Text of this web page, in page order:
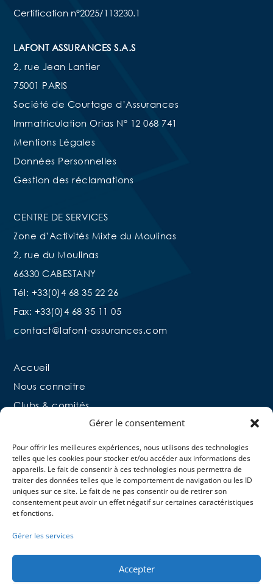
Gérer le consentement
Pour offrir les meilleures expériences, nous utilisons des technologies
telles que les cookies pour stocker et/ou accéder aux informations des
appareils. Le fait de consentir à ces technologies nous permettra de
traiter des données telles que le comportement de navigation ou les ID
uniques sur ce site. Le fait de ne pas consentir ou de retirer son
consentement peut avoir un effet négatif sur certaines caractéristiques
et fonctions.
Gérer les services
Accepter
Certification n°2025/113230.1
LAFONT ASSURANCES S.A.S
2, rue Jean Lantier
75001 PARIS
Société de Courtage d’Assurances
Immatriculation Orias N° 12 068 741
Mentions Légales
Données Personnelles
Gestion des réclamations
CENTRE DE SERVICES
Zone d’Activités Mixte du Moulinas
2, rue du Moulinas
66330 CABESTANY
Tél: +33(0)4 68 35 22 26
Fax: +33(0)4 68 35 11 05
contact@lafont-assurances.com
Accueil
Nous connaitre
Clubs & comités
Licenciés & Moniteurs bénévoles
Moniteurs Pros
Professionnels S.C.A
Contact